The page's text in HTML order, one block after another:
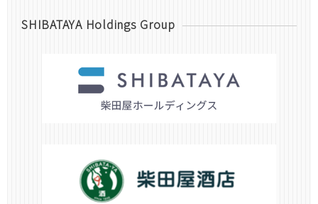
SHIBATAYA Holdings Group